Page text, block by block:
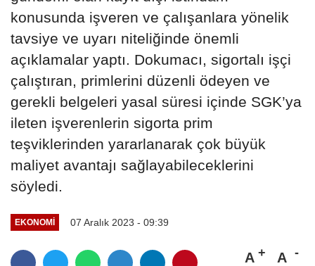
konusunda işveren ve çalışanlara yönelik
tavsiye ve uyarı niteliğinde önemli
açıklamalar yaptı. Dokumacı, sigortalı işçi
çalıştıran, primlerini düzenli ödeyen ve
gerekli belgeleri yasal süresi içinde SGK’ya
ileten işverenlerin sigorta prim
teşviklerinden yararlanarak çok büyük
maliyet avantajı sağlayabileceklerini
söyledi.
EKONOMI 07 Aralık 2023 - 09:39
A A